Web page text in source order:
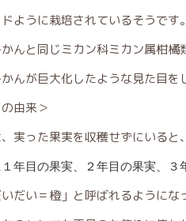
ように栽培されているそうです。
んと同じミカン科ミカン属柑橘
んが巨大化したような見た目を
由来＞
実った果実を収穫せずにいる
１年目の果実、２年目の果実、
いだい＝橙」と呼ばれるようにな